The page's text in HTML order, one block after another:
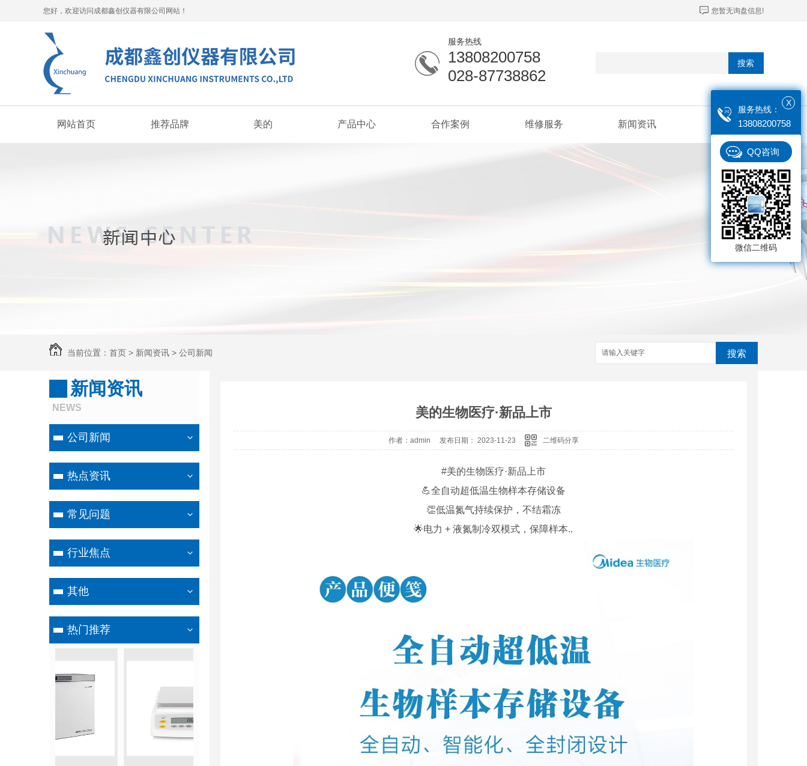
您好，欢迎访问成都鑫创仪器有限公司网站！ 您暂无询盘信息!
服务热线
13808200758
028-87738862
搜索
网站首页 推荐品牌 美的 产品中心 合作案例 维修服务 新闻资讯 联系我们
当前位置： 首页 > 新闻资讯 > 公司新闻 搜索
新闻资讯
NEWS
公司新闻
热点资讯
常见问题
行业焦点
其他
热门推荐
美的生物医疗·新品上市
作者：admin 发布日期： 2023-11-23 二维码分享
#美的生物医疗·新品上市
💪全自动超低温生物样本存储设备
👏低温氮气持续保护，不结霜冻
🌟电力 + 液氮制冷双模式，保障样本..
X
服务热线：
13808200758
QQ咨询
微信二维码